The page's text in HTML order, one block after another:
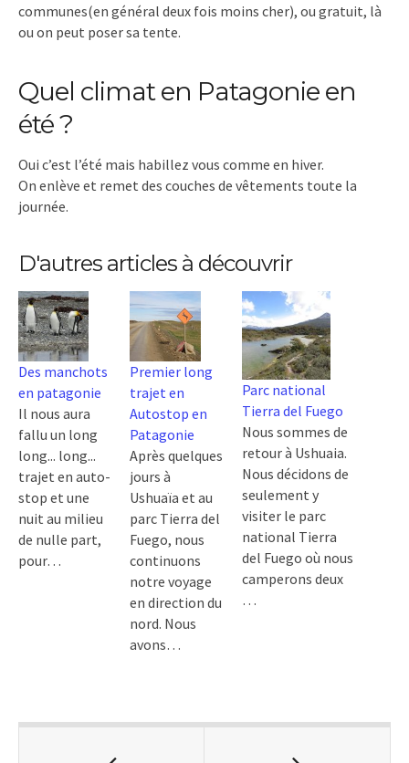
communes(en général deux fois moins cher), ou gratuit, là
ou on peut poser sa tente.
Quel climat en Patagonie en
été ?
Oui c’est l’été mais habillez vous comme en hiver.
On enlève et remet des couches de vêtements toute la
journée.
D'autres articles à découvrir
Des manchots
en patagonie
Il nous aura
fallu un long
long... long...
trajet en auto-
stop et une
nuit au milieu
de nulle part,
pour…
Premier long
trajet en
Autostop en
Patagonie
Après quelques
jours à
Ushuaïa et au
parc Tierra del
Fuego, nous
continuons
notre voyage
en direction du
nord. Nous
avons…
Parc national
Tierra del Fuego
Nous sommes de
retour à Ushuaia.
Nous décidons de
seulement y
visiter le parc
national Tierra
del Fuego où nous
camperons deux
…